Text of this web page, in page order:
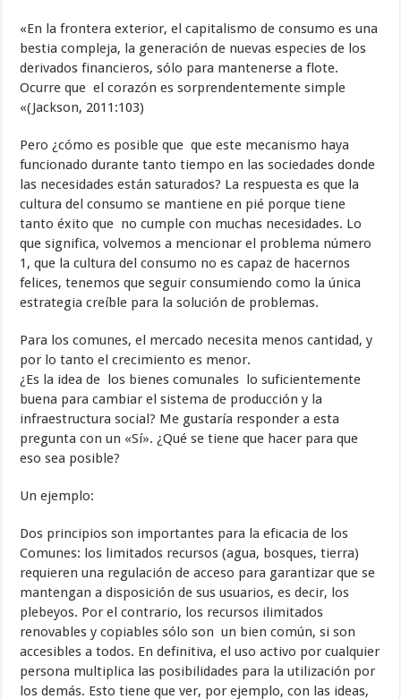
«En la frontera exterior, el capitalismo de consumo es una
bestia compleja, la generación de nuevas especies de los
derivados financieros, sólo para mantenerse a flote.
Ocurre que el corazón es sorprendentemente simple
«(Jackson, 2011:103)
Pero ¿cómo es posible que que este mecanismo haya
funcionado durante tanto tiempo en las sociedades donde
las necesidades están saturados? La respuesta es que la
cultura del consumo se mantiene en pié porque tiene
tanto éxito que no cumple con muchas necesidades. Lo
que significa, volvemos a mencionar el problema número
1, que la cultura del consumo no es capaz de hacernos
felices, tenemos que seguir consumiendo como la única
estrategia creíble para la solución de problemas.
Para los comunes, el mercado necesita menos cantidad, y
por lo tanto el crecimiento es menor.
¿Es la idea de los bienes comunales lo suficientemente
buena para cambiar el sistema de producción y la
infraestructura social? Me gustaría responder a esta
pregunta con un «Sí». ¿Qué se tiene que hacer para que
eso sea posible?
Un ejemplo:
Dos principios son importantes para la eficacia de los
Comunes: los limitados recursos (agua, bosques, tierra)
requieren una regulación de acceso para garantizar que se
mantengan a disposición de sus usuarios, es decir, los
plebeyos. Por el contrario, los recursos ilimitados
renovables y copiables sólo son un bien común, si son
accesibles a todos. En definitiva, el uso activo por cualquier
persona multiplica las posibilidades para la utilización por
los demás. Esto tiene que ver, por ejemplo, con las ideas,